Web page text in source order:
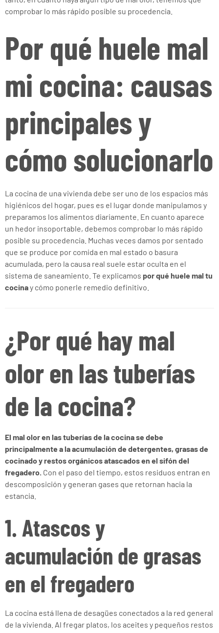
comprobar lo más rápido posible su procedencia.
Por qué huele mal
mi cocina: causas
principales y
cómo solucionarlo
La cocina de una vivienda debe ser uno de los espacios más
higiénicos del hogar, pues es el lugar donde manipulamos y
preparamos los alimentos diariamente. En cuanto aparece
un hedor insoportable, debemos comprobar lo más rápido
posible su procedencia. Muchas veces damos por sentado
que se produce por comida en mal estado o basura
acumulada, pero la causa real suele estar oculta en el
sistema de saneamiento. Te explicamos por qué huele mal tu
cocinay cómo ponerle remedio definitivo.
¿Por qué hay mal
olor en las tuberías
de la cocina?
El mal olor en las tuberías de la cocina se debe
principalmente a la acumulación de detergentes, grasas de
cocinado y restos orgánicos atascados en el sifón del
fregadero. Con el paso del tiempo, estos residuos entran en
descomposición y generan gases que retornan hacia la
estancia.
1. Atascos y
acumulación de grasas
en el fregadero
La cocina está llena de desagües conectados a la red general
de la vivienda. Al fregar platos, los aceites y pequeños restos